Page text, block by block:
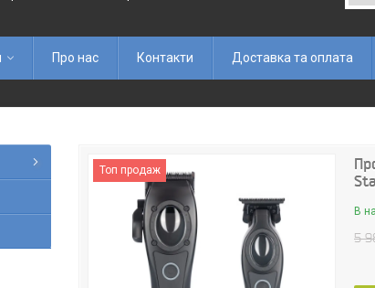
Про нас Контакти Доставка та оплата
Топ продаж
В
5